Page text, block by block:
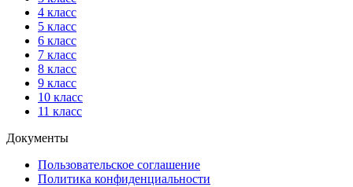
4 класс
5 класс
6 класс
7 класс
8 класс
9 класс
10 класс
11 класс
Документы
Пользовательское соглашение
Политика конфиденциальности